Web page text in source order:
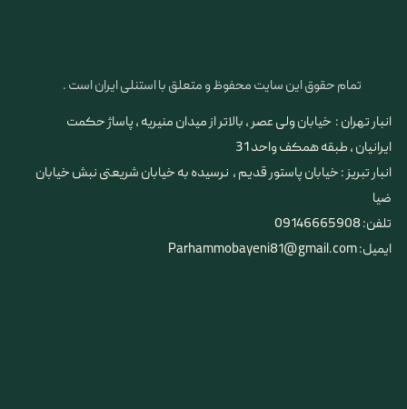
تمام حقوق این سایت محفوظ و متعلق با استنلی ایران است .
انبار تهران : خیابان ولی عصر ، بالاتر از میدان منیریه ، پاساژ حکمت
ایرانیان ، طبقه همکف واحد 31
​​​​​​​انبار تبریز : خیابان پاستور قدیم ، نرسیده به خیابان شریعتی نبش خیابان
ضیا
تلفن: 09146665908
ایمیل: Parhammobayeni81@gmail.com